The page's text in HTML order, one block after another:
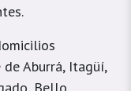
Aburrá, Itagüí,
Bello,